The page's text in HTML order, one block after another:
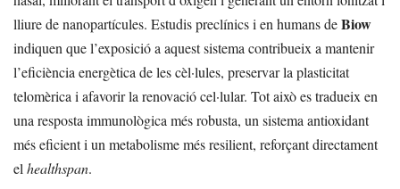
lliure de nanopartícules. Estudis preclínics i en humans deBiow
indiquen que l’exposició a aquest sistema contribueix a mantenir
l’eficiència energètica de les cèl·lules, preservar la plasticitat
telomèrica i afavorir la renovació cel·lular. Tot això es tradueix en
una resposta immunològica més robusta, un sistema antioxidant
més eficient i un metabolisme més resilient, reforçant directament
el healthspan.